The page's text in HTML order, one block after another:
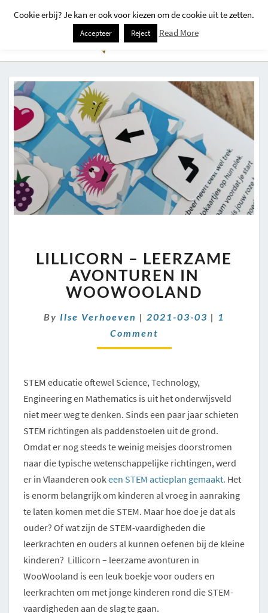
–
LEERZAME
AVONTUREN
IN
LILLICORN – LEERZAME
AVONTUREN IN
WOOWOOLAND
By Ilse Verhoeven | 2021-03-03 | 1
Comment
STEM educatie oftewel Science, Technology,
Engineering en Mathematics is uit het onderwijsveld
niet meer weg te denken. Sinds een paar jaar schieten
STEM richtingen als paddenstoelen uit de grond.
Omdat er nog steeds te weinig meisjes doorstromen
naar die typische wetenschappelijke richtingen, werd
er in Vlaanderen ookeen STEM actieplan gemaakt. Het
is enorm belangrijk om kinderen al vroeg in aanraking
te laten komen met die STEM. Maar hoe doe je dat als
ouder? Of wat zijn de STEM-vaardigheden die
leerkrachten en ouders al kunnen oefenen bij de kleine
kinderen? Lillicorn – leerzame avonturen in
WooWooland is een leuk boekje voor ouders en
leerkrachten om met jonge kinderen rond die STEM-
vaardigheden aan de slag te gaan.
Cookie erbij? Je kan er ook voor kiezen om de cookie uit te zetten.
Accepteer Reject Read More